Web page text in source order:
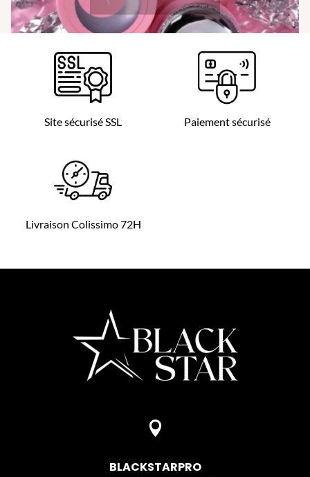
Site sécurisé SSL Paiement sécurisé
Livraison Colissimo 72H

BLACKSTARPRO